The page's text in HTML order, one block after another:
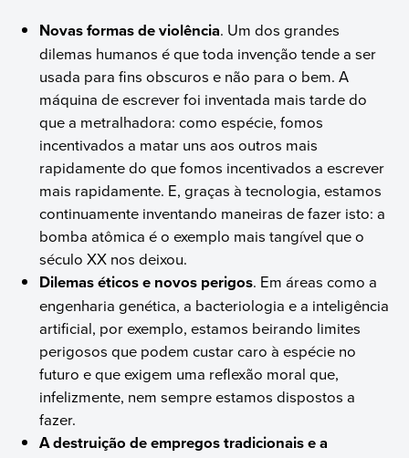
Novas formas de violência. Um dos grandes
dilemas humanos é que toda invenção tende a ser
usada para fins obscuros e não para o bem. A
máquina de escrever foi inventada mais tarde do
que a metralhadora: como espécie, fomos
incentivados a matar uns aos outros mais
rapidamente do que fomos incentivados a escrever
mais rapidamente. E, graças à tecnologia, estamos
continuamente inventando maneiras de fazer isto: a
bomba atômica é o exemplo mais tangível que o
século XX nos deixou.
Dilemas éticos e novos perigos. Em áreas como a
engenharia genética, a bacteriologia e a inteligência
artificial, por exemplo, estamos beirando limites
perigosos que podem custar caro à espécie no
futuro e que exigem uma reflexão moral que,
infelizmente, nem sempre estamos dispostos a
fazer.
A destruição de empregos tradicionais e a